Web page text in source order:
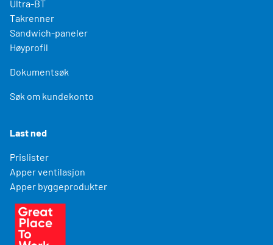
Ultra-BT
Takrenner
Sandwich-paneler
Høyprofil
Dokumentsøk
Søk om kundekonto
Last ned
Prislister
Apper ventilasjon
Apper byggeprodukter